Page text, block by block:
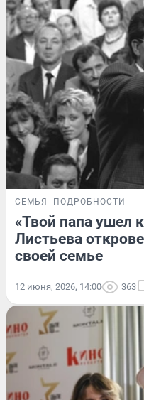
СЕМЬЯ ПОДРОБНОСТИ
«Твой папа ушел
Листьева
своей семье
12 июня, 2026, 14:00 363